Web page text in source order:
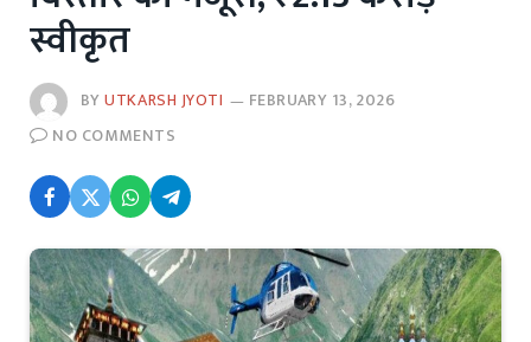
स्वीकृत
BYUTKARSH JYOTI
FEBRUARY 13, 2026
NO COMMENTS